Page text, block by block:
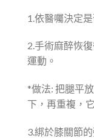
1.依醫囑決定
2.手術麻醉恢
運動。
*做法: 把腿平
下，再重複，
3.綁於膝關節